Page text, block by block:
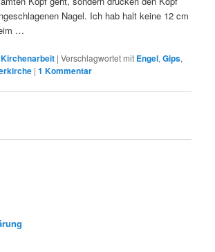
Nagel. Ich hab halt keine 12 cm
…
Kirchenarbeit |Verschlagwortet mit Engel,Gips,
|1 Kommentar